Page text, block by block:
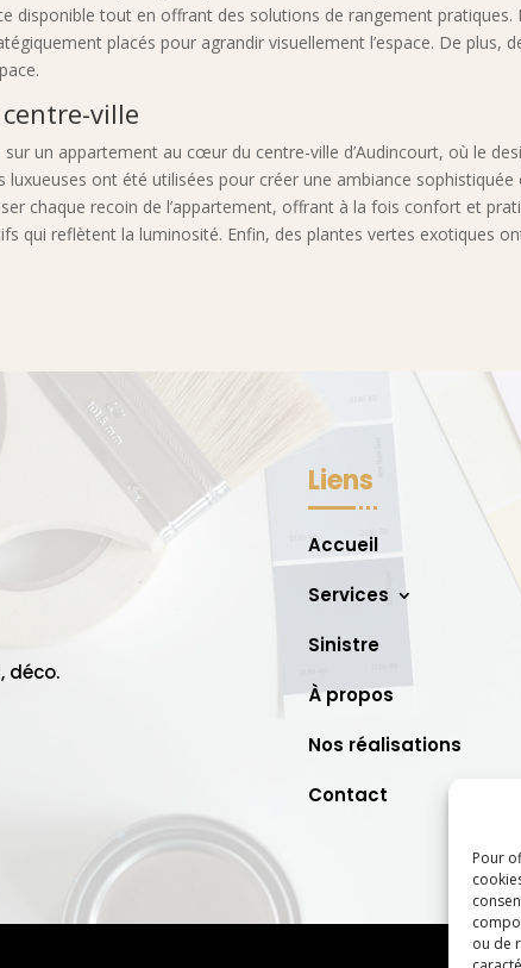
Pour
ou de
disponible tout en offrant des solutions de rangement
placés pour agrandir visuellement l’espace. De plus,
ville
un appartement au cœur du centre-ville d’Audincourt, où le
luxueuses ont été utilisées pour créer une ambiance
chaque recoin de l’appartement, offrant à la fois confort et
qui reflètent la luminosité. Enfin, des plantes vertes exotiques
déco.
Liens
Accueil
Services
Sinistre
À propos
Nos réalisations
Contact